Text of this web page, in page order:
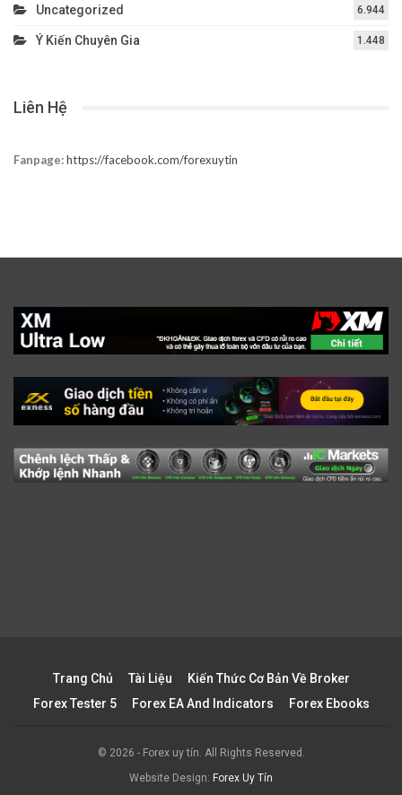
Uncategorized 6.944
Ý Kiến Chuyên Gia 1.448
Liên Hệ
Fanpage:https://facebook.com/forexuytin
Trang Chủ Tài Liệu
Kiến Thức Cơ Bản Về Broker
Forex Tester 5
Forex EA And Indicators Forex Ebooks
© 2026 - Forex uy tín. All Rights Reserved.
Website Design: Forex Uy Tín